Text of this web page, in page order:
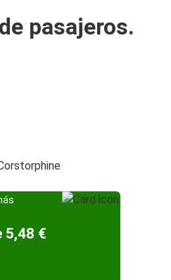
pasajeros.
5,48 €